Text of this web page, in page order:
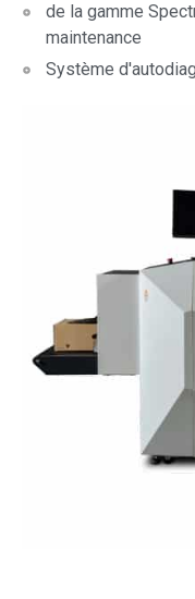
de la gamme
maintenance
Système